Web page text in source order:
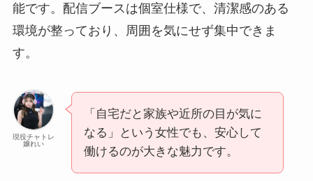
能です。配信ブースは個室仕様で、清潔感のある
環境が整っており、周囲を気にせず集中できま
す。
現役チャトレ
嬢れい
「自宅だと家族や近所の目が気に
なる」という女性でも、安心して
働けるのが大きな魅力です。